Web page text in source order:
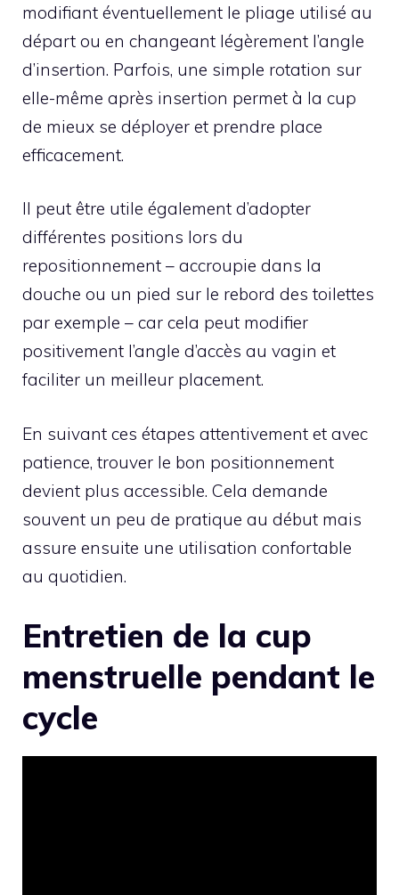
modifiant éventuellement le pliage utilisé au
départ ou en changeant légèrement l’angle
d’insertion. Parfois, une simple rotation sur
elle-même après insertion permet à la cup
de mieux se déployer et prendre place
efficacement.
Il peut être utile également d’adopter
différentes positions lors du
repositionnement – accroupie dans la
douche ou un pied sur le rebord des toilettes
par exemple – car cela peut modifier
positivement l’angle d’accès au vagin et
faciliter un meilleur placement.
En suivant ces étapes attentivement et avec
patience, trouver le bon positionnement
devient plus accessible. Cela demande
souvent un peu de pratique au début mais
assure ensuite une utilisation confortable
au quotidien.
Entretien de la cup
menstruelle pendant le
cycle